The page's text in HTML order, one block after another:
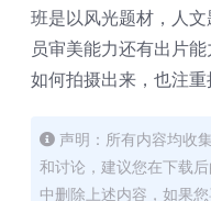
班是以风光题材，人
员审美能力还有出片
如何拍摄出来，也注重
声明：所有内容均收
和讨论，建议您在下载
中删除上述内容，如果